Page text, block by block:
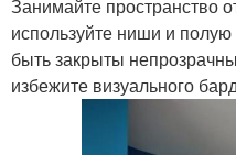
Занимайте пространство
используйте ниши и
быть закрыты
избежите визуального